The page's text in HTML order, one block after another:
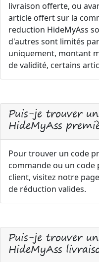
livraison offerte, ou
article offert sur la
reduction HideMyAss
d'autres sont limités
uniquement, montant
de validité, certains
Puis-je trouver
HideMyAss
Pour trouver un code
commande ou un code
client, visitez notre
de réduction valides.
Puis-je trouver
HideMyAss